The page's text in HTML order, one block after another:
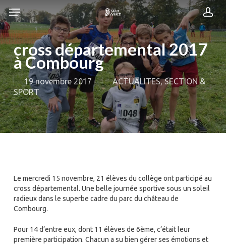
to
main
content
Menu
cross départemental 2017
à Combourg
19 novembre 2017 ACTUALITES,SECTION &
SPORT
Le mercredi 15 novembre, 21 élèves du collège ont participé au
cross départemental. Une belle journée sportive sous un soleil
radieux dans le superbe cadre du parc du château de
Combourg.
Pour 14 d’entre eux, dont 11 élèves de 6ème, c’était leur
première participation. Chacun a su bien gérer ses émotions et